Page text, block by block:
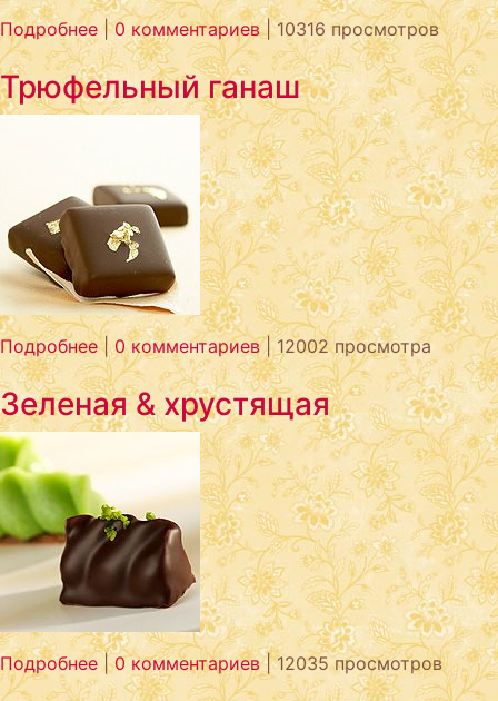
Подробнее |0 комментариев| 10316 просмотров
Трюфельный ганаш
Подробнее| 0 комментариев| 12002 просмотра
Зеленая & хрустящая
Подробнее |0 комментариев| 12035 просмотров